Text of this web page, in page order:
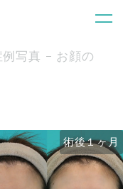
例写真
お顔の
術後６ヶ月
術後１ヶ月